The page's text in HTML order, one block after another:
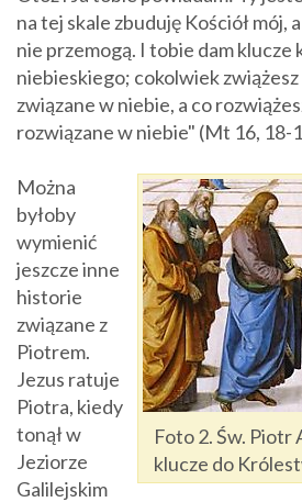
na tej skale zbuduję Kościół mój,
nie przemogą. I tobie dam klucze
niebieskiego; cokolwiek zwiążesz
związane w niebie, a co
rozwiązane w niebie" (Mt 16, 18-
Foto 2. Św. Piotr
klucze do
Można
byłoby
wymienić
jeszcze inne
historie
związane z
Piotrem.
Jezus ratuje
Piotra, kiedy
tonął w
Jeziorze
Galilejskim